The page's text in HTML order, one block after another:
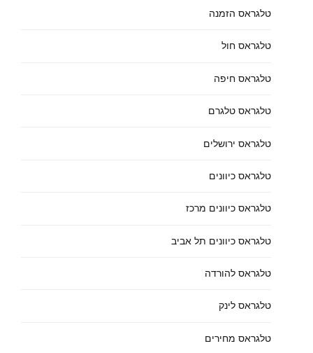
טלגראס הזמנה
טלגראס חול
טלגראס חיפה
טלגראס טלגרם
טלגראס ירושלים
טלגראס כיוונים
טלגראס כיוונים מרכז
טלגראס כיוונים תל אביב
טלגראס להורדה
טלגראס לינק
טלגראס מחירים